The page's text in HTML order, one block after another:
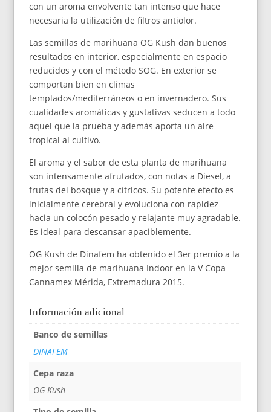
con un aroma envolvente tan intenso que hace
necesaria la utilización de filtros antiolor.
Las semillas de marihuana OG Kush dan buenos
resultados en interior, especialmente en espacio
reducidos y con el método SOG. En exterior se
comportan bien en climas
templados/mediterráneos o en invernadero. Sus
cualidades aromáticas y gustativas seducen a todo
aquel que la prueba y además aporta un aire
tropical al cultivo.
El aroma y el sabor de esta planta de marihuana
son intensamente afrutados, con notas a Diesel, a
frutas del bosque y a cítricos. Su potente efecto es
inicialmente cerebral y evoluciona con rapidez
hacia un colocón pesado y relajante muy agradable.
Es ideal para descansar apaciblemente.
OG Kush de Dinafem ha obtenido el 3er premio a la
mejor semilla de marihuana Indoor en la V Copa
Cannamex Mérida, Extremadura 2015.
Información adicional
Banco de semillas
DINAFEM
Cepa raza
OG Kush